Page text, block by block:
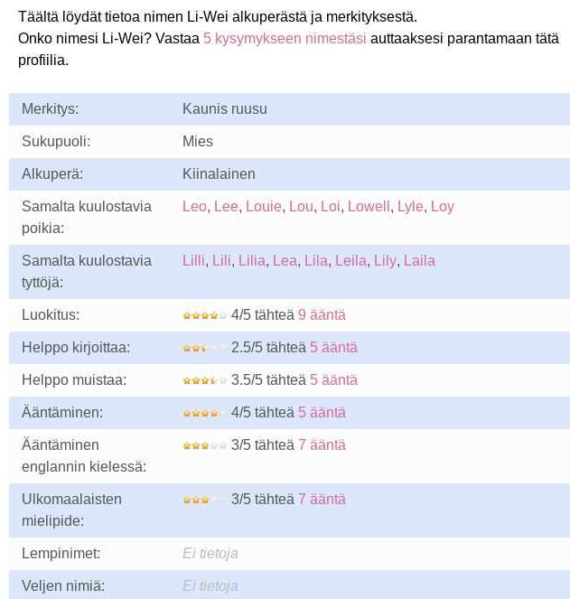
Täältä löydät tietoa nimen Li-Wei alkuperästä ja merkityksestä.
Onko nimesi Li-Wei? Vastaa 5 kysymykseen nimestäsi auttaaksesi parantamaan tätä
profiilia.
Merkitys: Kaunis ruusu
Sukupuoli: Mies
Alkuperä: Kiinalainen
Samalta kuulostavia
poikia:
Leo, Lee, Louie, Lou, Loi, Lowell , Lyle, Loy
Samalta kuulostavia
tyttöjä:
Lilli, Lili, Lilia, Lea, Lila, Leila, Lily, Laila
Luokitus: 4/5 tähteä 9 ääntä
Helppo kirjoittaa: 2.5/5 tähteä 5 ääntä
Helppo muistaa: 3.5/5 tähteä 5 ääntä
Ääntäminen: 4/5 tähteä 5 ääntä
Ääntäminen
englannin kielessä:
3/5 tähteä 7 ääntä
Ulkomaalaisten
mielipide:
3/5 tähteä 7 ääntä
Lempinimet: Ei tietoja
Veljen nimiä: Ei tietoja